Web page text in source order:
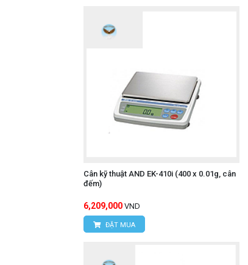
Cân kỹ thuật AND EK-410i (400 x 0.01g, cân
đếm)
6,209,000 VND
ĐẶT MUA